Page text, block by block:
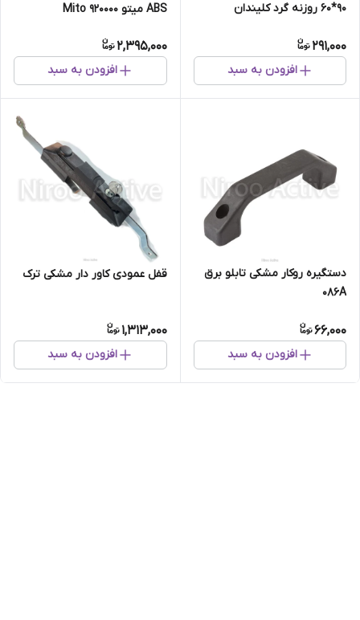
۹۰*۶۰ روزنه گرد کلیندان
291,000
افزودن به سبد
ABS میتو Mito 920000
2,395,000
افزودن به سبد
دستگیره روکار مشکی تابلو برق
۰۸۶A
66,000
افزودن به سبد
قفل عمودی کاور دار مشکی ترک
1,313,000
افزودن به سبد